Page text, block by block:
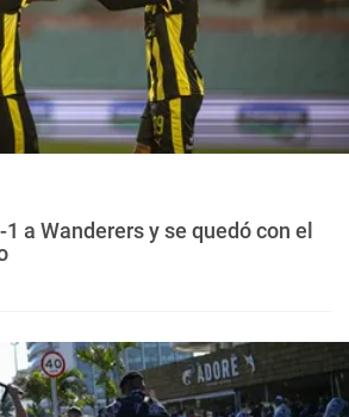
a Wanderers y se quedó con el